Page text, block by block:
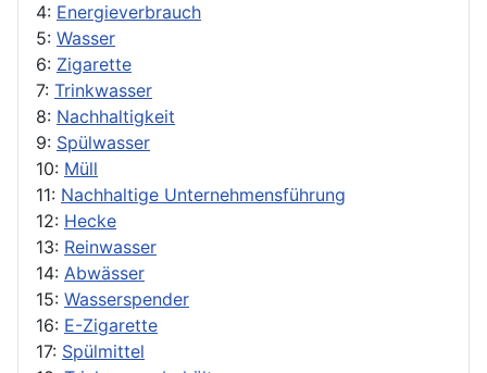
4: Energieverbrauch
5: Wasser
6: Zigarette
7: Trinkwasser
8: Nachhaltigkeit
9: Spülwasser
10: Müll
11: Nachhaltige Unternehmensführung
12: Hecke
13: Reinwasser
14: Abwässer
15: Wasserspender
16: E-Zigarette
17: Spülmittel